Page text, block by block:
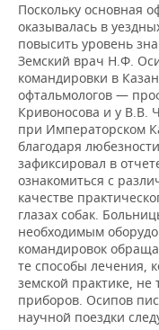
Поскольку основная
оказывалась в
повысить уровень
Земский врач Н.Ф.
командировки в
офтальмологов —
Кривоносова и у В.В.
при Императорском
благодаря
зафиксировал в
ознакомиться с
качестве
глазах собак.
необходимым
командировок
те способы лечения,
земской практике,
приборов. Осипов
научной поездки